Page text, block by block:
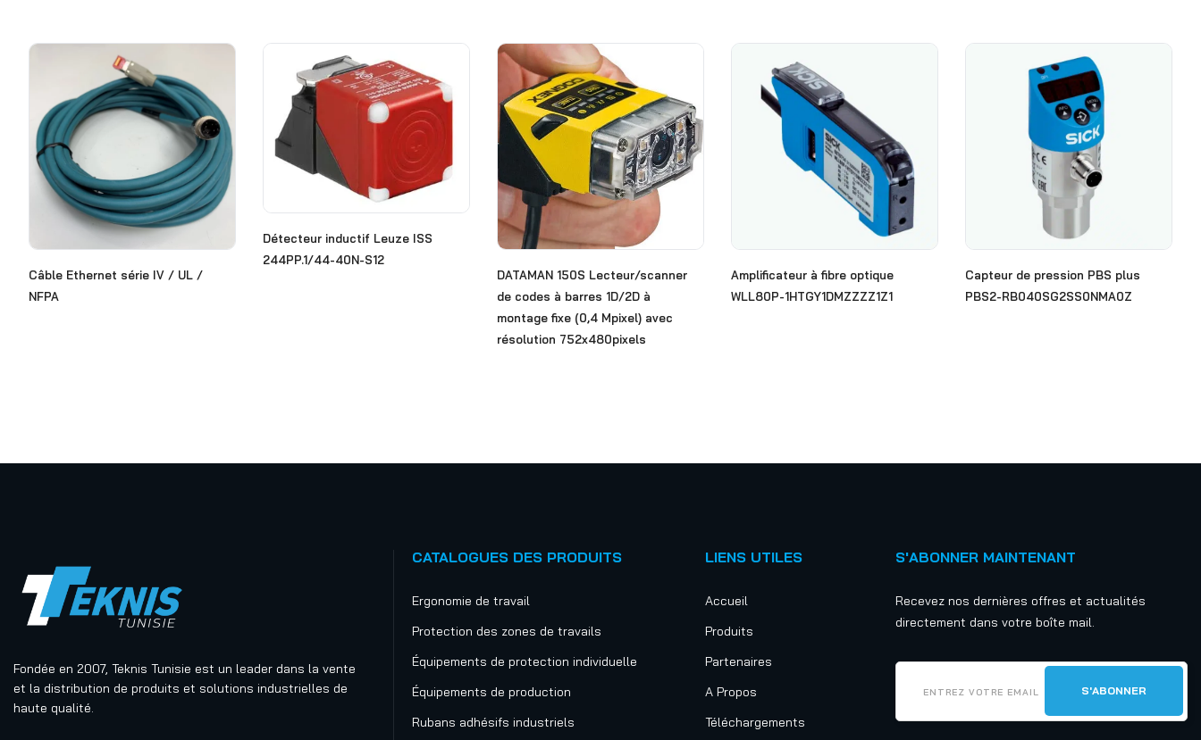
Câble Ethernet série IV / UL /
NFPA
Détecteur inductif Leuze ISS
244PP.1/44-40N-S12
DATAMAN 150S Lecteur/scanner
de codes à barres 1D/2D à
montage fixe (0,4 Mpixel) avec
résolution 752x480pixels
Amplificateur à fibre optique
WLL80P-1HTGY1DMZZZZ1Z1
Capteur de pression PBS plus
PBS2-RB040SG2SS0NMA0Z
Fondée en 2007, Teknis Tunisie est un leader dans la vente
et la distribution de produits et solutions industrielles de
haute qualité.
CATALOGUES DES PRODUITS
Ergonomie de travail
Protection des zones de travails
Équipements de protection individuelle
Équipements de production
Rubans adhésifs industriels
LIENS UTILES
Accueil
Produits
Partenaires
A Propos
Téléchargements
S'ABONNER MAINTENANT
Recevez nos dernières offres et actualités
directement dans votre boîte mail.